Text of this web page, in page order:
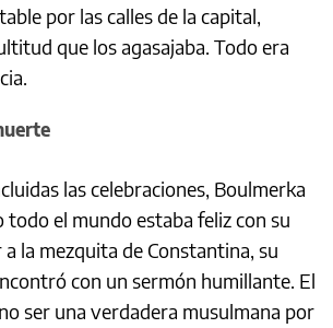
por las calles de la capital,
que los agasajaba. Todo era
las celebraciones, Boulmerka
el mundo estaba feliz con su
la mezquita de Constantina, su
con un sermón humillante. El
ser una verdadera musulmana por